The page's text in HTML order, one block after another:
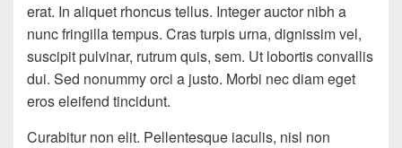
erat. In aliquet rhoncus tellus. Integer auctor nibh a
nunc fringilla tempus. Cras turpis urna, dignissim vel,
suscipit pulvinar, rutrum quis, sem. Ut lobortis convallis
dui. Sed nonummy orci a justo. Morbi nec diam eget
eros eleifend tincidunt.
Curabitur non elit. Pellentesque iaculis, nisl non